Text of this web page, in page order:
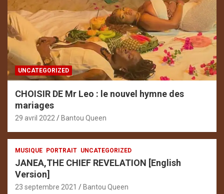
UNCATEGORIZED
CHOISIR DE Mr Leo : le nouvel hymne des
mariages
29 avril 2022 Bantou Queen
MUSIQUE PORTRAIT UNCATEGORIZED
JANEA,THE CHIEF REVELATION [English
Version]
23 septembre 2021 Bantou Queen